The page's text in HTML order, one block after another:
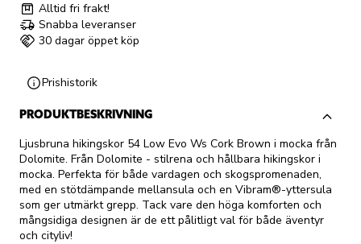
Alltid fri frakt!
Snabba leveranser
30 dagar öppet köp
Prishistorik
PRODUKTBESKRIVNING
Ljusbruna hikingskor 54 Low Evo Ws Cork Brown i mocka från
Dolomite. Från Dolomite - stilrena och hållbara hikingskor i
mocka. Perfekta för både vardagen och skogspromenaden,
med en stötdämpande mellansula och en Vibram®-yttersula
som ger utmärkt grepp. Tack vare den höga komforten och
mångsidiga designen är de ett pålitligt val för både äventyr
och cityliv!